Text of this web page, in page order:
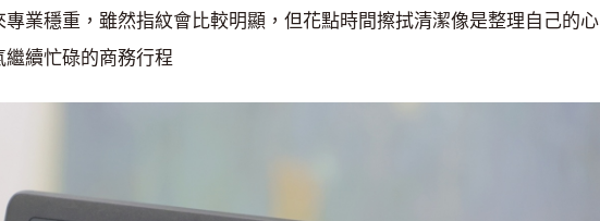
專業穩重，雖然指紋會比較明顯，但花點時間擦拭清潔像是整理自己的心
續忙碌的商務行程